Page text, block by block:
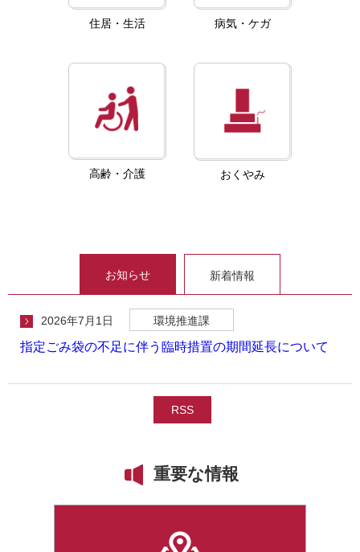
住居・生活 病気・ケガ
高齢・介護 おくやみ
お知らせ 新着情報
2026年7月1日 環境推進課
指定ごみ袋の不足に伴う臨時措置の期間延長について
RSS
重要な情報